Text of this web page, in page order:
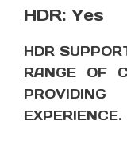
HDR: Yes
HDR
RANGE OF
EXPERIENCE.